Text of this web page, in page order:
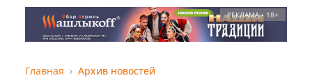
РЕКЛАМА • 18+
Главная Архив новостей